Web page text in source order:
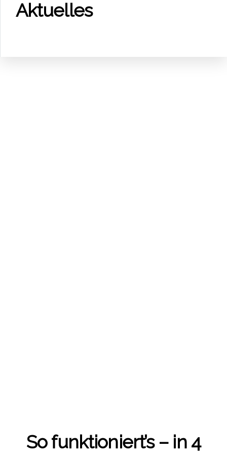
Aktu­el­les
schutz
So funktioniert’s – in 4